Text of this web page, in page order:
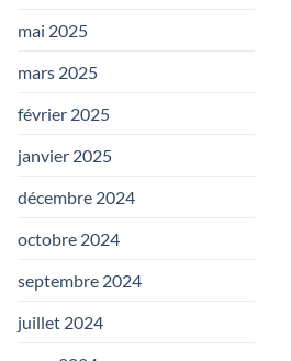
mai 2025
mars 2025
février 2025
janvier 2025
décembre 2024
octobre 2024
septembre 2024
juillet 2024